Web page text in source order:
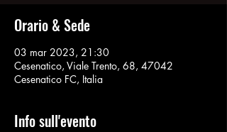
Orario & Sede
03 mar 2023, 21:30
Cesenatico, Viale Trento, 68, 47042
Cesenatico FC, Italia
Info sull'evento